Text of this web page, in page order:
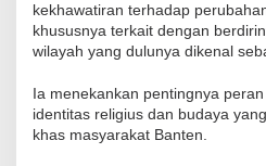
kekhawatiran terhadap
khususnya terkait dengan
wilayah yang dulunya dikenal
Ia menekankan pentingnya
identitas religius dan budaya
khas masyarakat Banten.